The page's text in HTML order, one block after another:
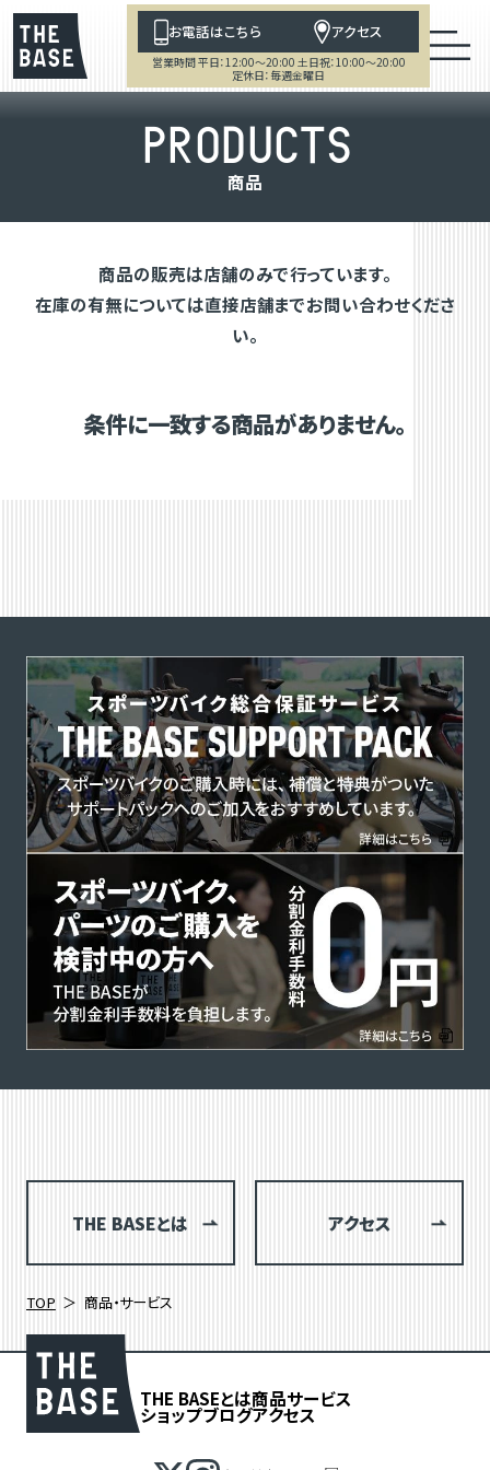
お電話はこちら アクセス
営業時間 平日：12:00～20:00 土日祝：10:00～20:00
定休日：毎週金曜日
PRODUCTS
商品
商品の販売は店舗のみで行っています。
在庫の有無については直接店舗までお問い合わせくださ
い。
条件に一致する商品がありません。
THE BASEとは アクセス
TOP 商品・サービス
THE BASEとは商品サービス
ショップブログアクセス